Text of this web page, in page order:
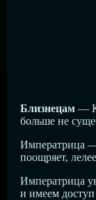
Близнецам—
больше не
Императрица —
поощряет,
Императрица
и имеем